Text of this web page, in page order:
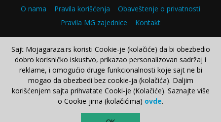
O nama
Pravila korišćenja
Obaveštenje o privatnosti
Pravila MG zajednice
Kontakt
Copyright © 2000–2026.
Sajt Mojagaraza.rs koristi Cookie-je (kolačiće) da bi obezbedio
dobro korisničko iskustvo, prikazao personalizovan sadržaj i
reklame, i omogućio druge funkcionalnosti koje sajt ne bi
mogao da obezbedi bez cookie-ja (kolačića). Daljim
korišćenjem sajta prihvatate Cooki-je (Kolačiće). Saznajte više
o Cookie-jima (kolačićima) ovde.